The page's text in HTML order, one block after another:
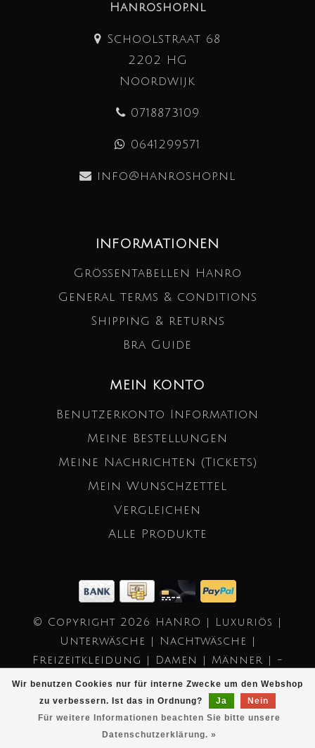
Wir benutzen Cookies nur für interne Zwecke um den Webshop
zu verbessern. Ist das in Ordnung?
Ja
Nein
Für weitere Informationen beachten Sie bitte unsere
Datenschutzerklärung. »
Hanroshop.nl
Schoolstraat 68
2202 HG
Noordwijk
0718873109
0641299571
info@hanroshop.nl
INFORMATIONEN
Größentabellen Hanro
General terms & conditions
Shipping & returns
Bra Guide
MEIN KONTO
Benutzerkonto Information
Meine Bestellungen
Meine Nachrichten (Tickets)
Mein Wunschzettel
Vergleichen
Alle Produkte
© Copyright 2026 HANRO | Luxuriös |
Unterwäsche | Nachtwäsche |
Freizeitkleidung | Damen | Männer | -
Powered by
Lightspeed
- Theme by
Dyvelopment